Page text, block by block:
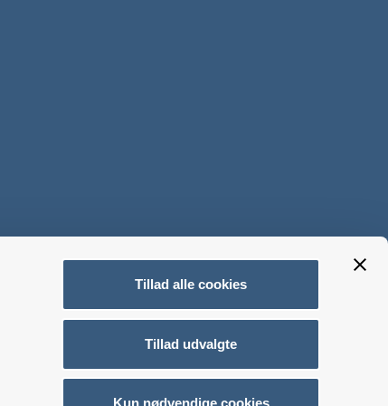
Tillad alle cookies
Tillad udvalgte
Kun nødvendige cookies